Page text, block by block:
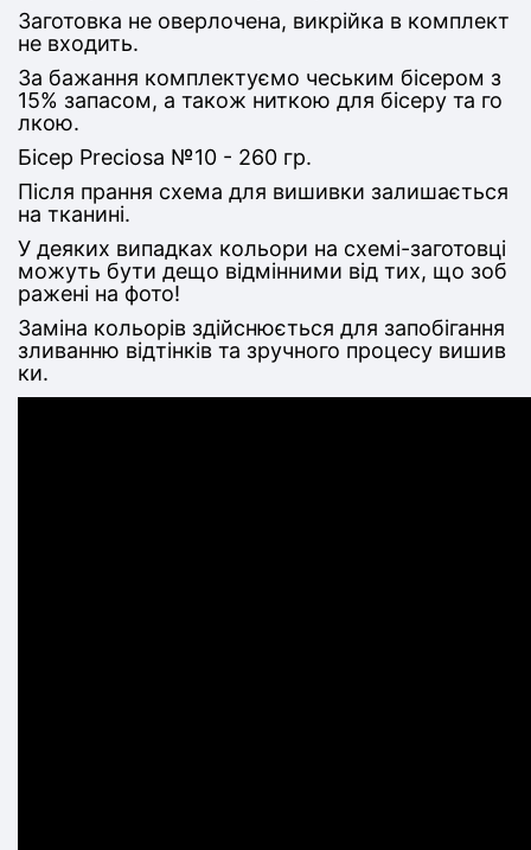
Заготовка не оверлочена, викрійка в комплект
не входить.
За бажання комплектуємо чеським бісером з
15% запасом, а також ниткою для бісеру та го
лкою.
Бісер Preciosa №10 - 260 гр.
Після прання схема для вишивки залишається
на тканині.
У деяких випадках кольори на схемі-заготовці
можуть бути дещо відмінними від тих, що зоб
ражені на фото!
Заміна кольорів здійснюється для запобігання
зливанню відтінків та зручного процесу вишив
ки.